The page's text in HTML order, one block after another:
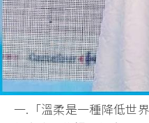
一.「溫柔是一種降低世